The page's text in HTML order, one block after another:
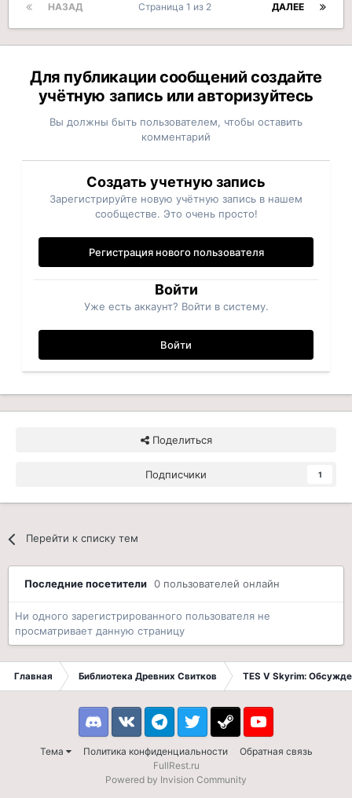
НАЗАД ДАЛЕЕ
Страница 1 из 2
Для публикации сообщений создайте
учётную запись или авторизуйтесь
Вы должны быть пользователем, чтобы оставить
комментарий
Создать учетную запись
Зарегистрируйте новую учётную запись в нашем
сообществе. Это очень просто!
Регистрация нового пользователя
Войти
Уже есть аккаунт? Войти в систему.
Войти
Поделиться
Подписчики 1
Перейти к списку тем
Последние посетители 0 пользователей онлайн
Ни одного зарегистрированного пользователя не
просматривает данную страницу
Главная Библиотека Древних Свитков TES V Skyrim:
Тема Политика конфиденциальности Обратная связь
DiscordVK TelegramTwitter Steam Youtube
FullRest.ru
Powered by Invision Community